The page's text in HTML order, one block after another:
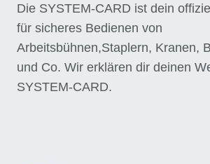
Die SYSTEM-CARD ist dein
für sicheres Bedienen von
Arbeitsbühnen,Staplern, Kranen,
und Co. Wir erklären dir deinen
SYSTEM-CARD.